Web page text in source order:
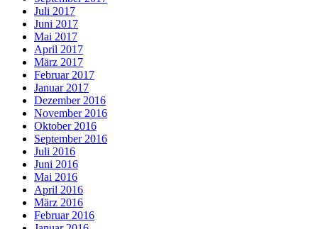
Juli 2017
Juni 2017
Mai 2017
April 2017
März 2017
Februar 2017
Januar 2017
Dezember 2016
November 2016
Oktober 2016
September 2016
Juli 2016
Juni 2016
Mai 2016
April 2016
März 2016
Februar 2016